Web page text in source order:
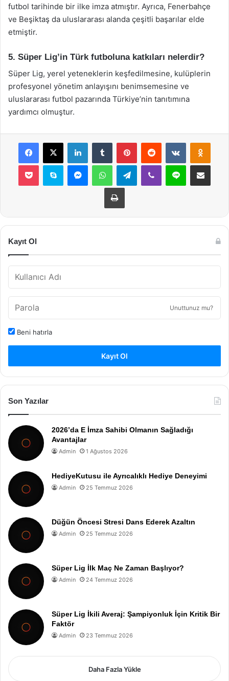
futbol tarihinde bir ilke imza atmıştır. Ayrıca, Fenerbahçe
ve Beşiktaş da uluslararası alanda çeşitli başarılar elde
etmiştir.
5. Süper Lig’in Türk futboluna katkıları nelerdir?
Süper Lig, yerel yeteneklerin keşfedilmesine, kulüplerin
profesyonel yönetim anlayışını benimsemesine ve
uluslararası futbol pazarında Türkiye’nin tanıtımına
yardımcı olmuştur.
Facebook
X LinkedInTumblr PinterestReddit VKontakte
Pocket Skype MessengerWhatsAppTelegramViber Line E-Posta ile
Yazdır
Kayıt Ol
Unuttunuz mu?
Beni hatırla
Kayıt Ol
Son Yazılar
2026’da E İmza Sahibi Olmanın Sağladığı
Avantajlar
Admin 1 Ağustos 2026
HediyeKutusu ile Ayrıcalıklı Hediye Deneyimi
Admin 25 Temmuz 2026
Düğün Öncesi Stresi Dans Ederek Azaltın
Admin 25 Temmuz 2026
Süper Lig İlk Maç Ne Zaman Başlıyor?
Admin 24 Temmuz 2026
Süper Lig İkili Averaj: Şampiyonluk İçin Kritik Bir
Faktör
Admin 23 Temmuz 2026
Daha Fazla Yükle